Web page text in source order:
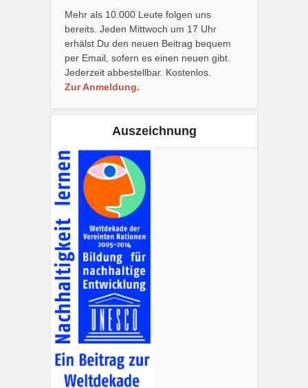
Mehr als 10.000 Leute folgen uns
bereits. Jeden Mittwoch um 17 Uhr
erhälst Du den neuen Beitrag bequem
per Email, sofern es einen neuen gibt.
Jederzeit abbestellbar. Kostenlos.
Zur Anmeldung.
Auszeichnung